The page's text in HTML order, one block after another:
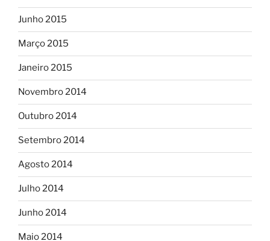
Junho 2015
Março 2015
Janeiro 2015
Novembro 2014
Outubro 2014
Setembro 2014
Agosto 2014
Julho 2014
Junho 2014
Maio 2014